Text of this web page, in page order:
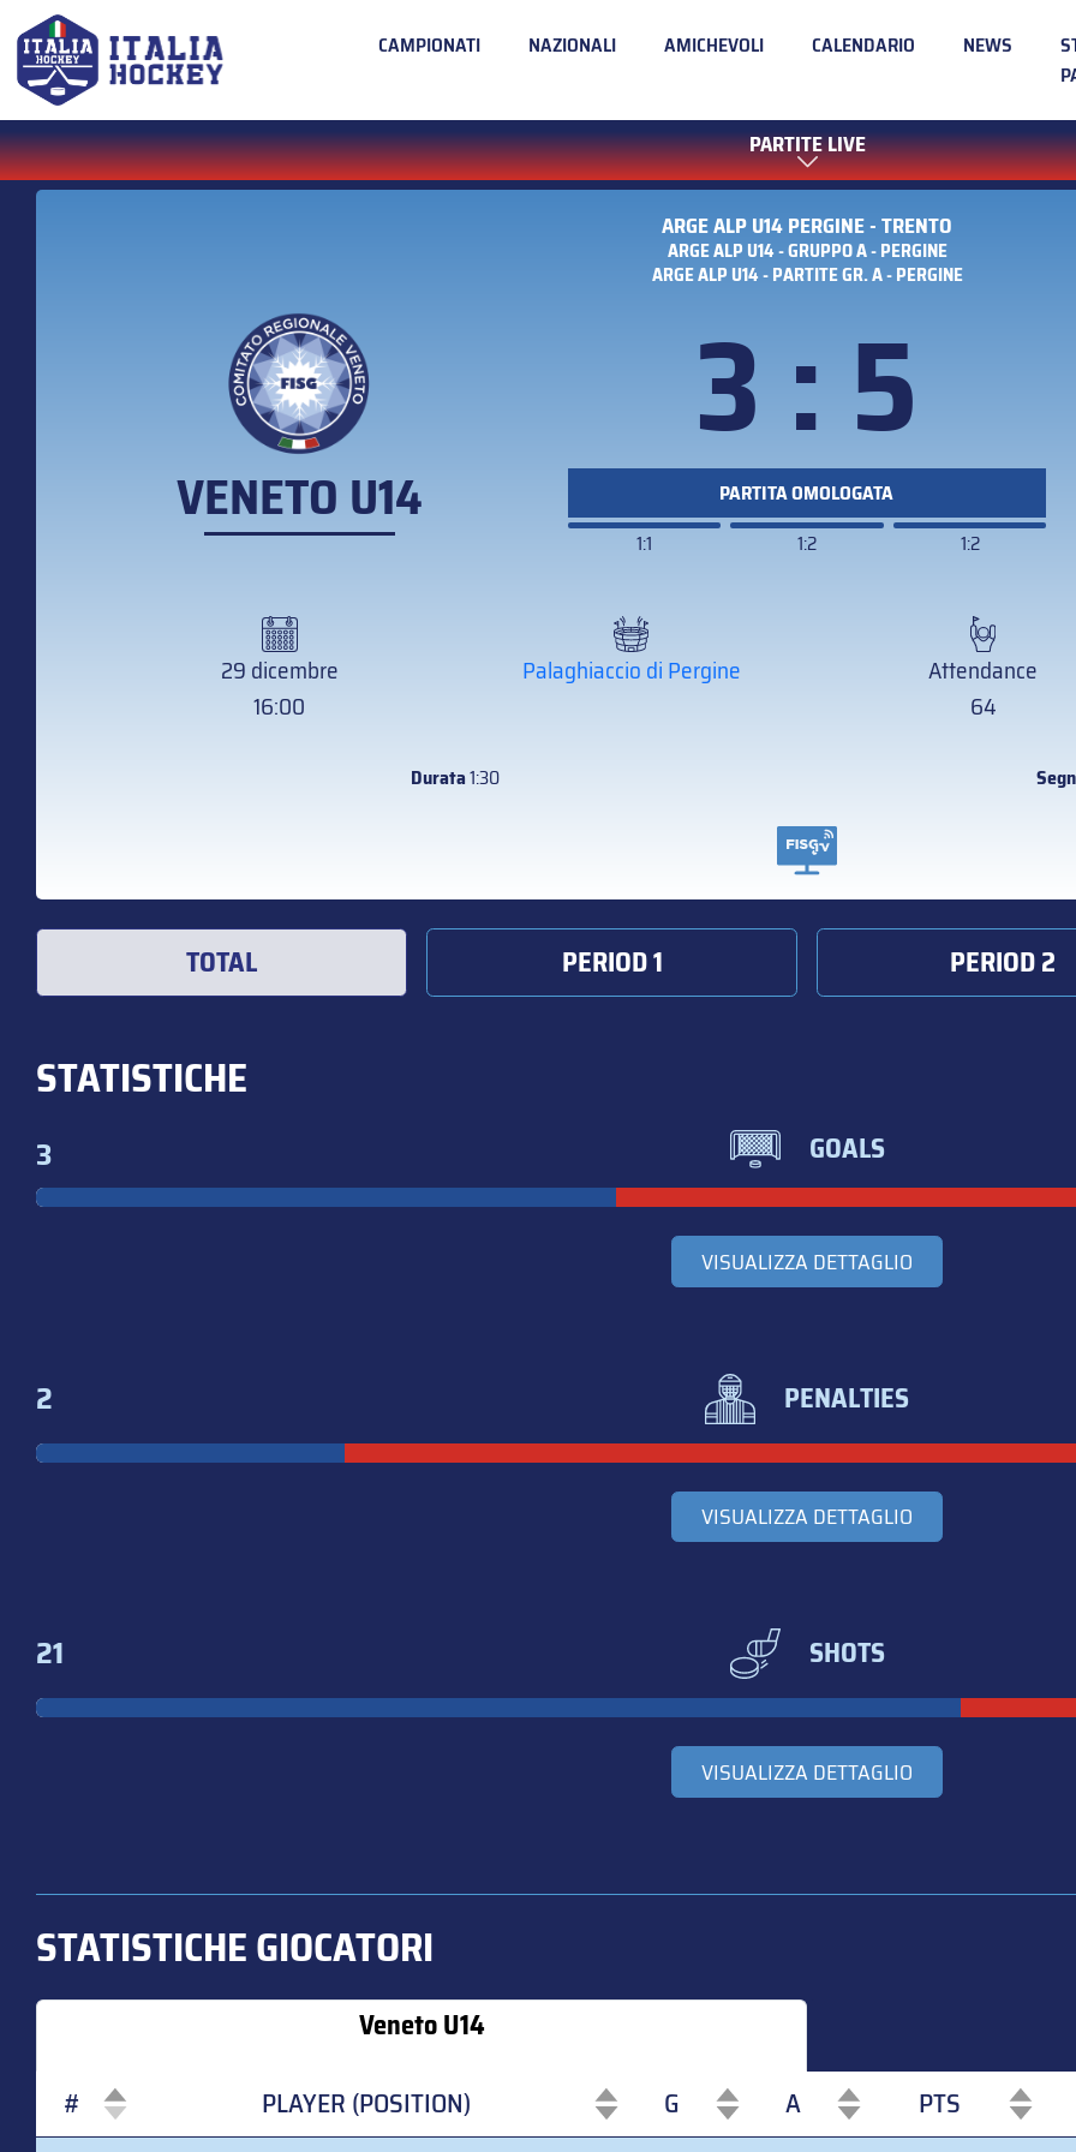
CAMPIONATI NAZIONALI AMICHEVOLI CALENDARIO NEWS
PARTITE LIVE
ARGE ALP U14 PERGINE - TRENTO
ARGE ALP U14 - GRUPPO A - PERGINE
ARGE ALP U14 - PARTITE GR. A - PERGINE
VENETO U14
3 : 5
PARTITA OMOLOGATA
1:1
1:2 1:2
29 dicembre
16:00
Palaghiaccio di Pergine
Attendance
64
Durata1:30
TOTAL PERIOD 1 PERIOD 2
STATISTICHE
3 GOALS
VISUALIZZA DETTAGLIO
2 PENALTIES
VISUALIZZA DETTAGLIO
21 SHOTS
VISUALIZZA DETTAGLIO
STATISTICHE GIOCATORI
Veneto U14
#
PLAYER (POSITION) G A
PTS